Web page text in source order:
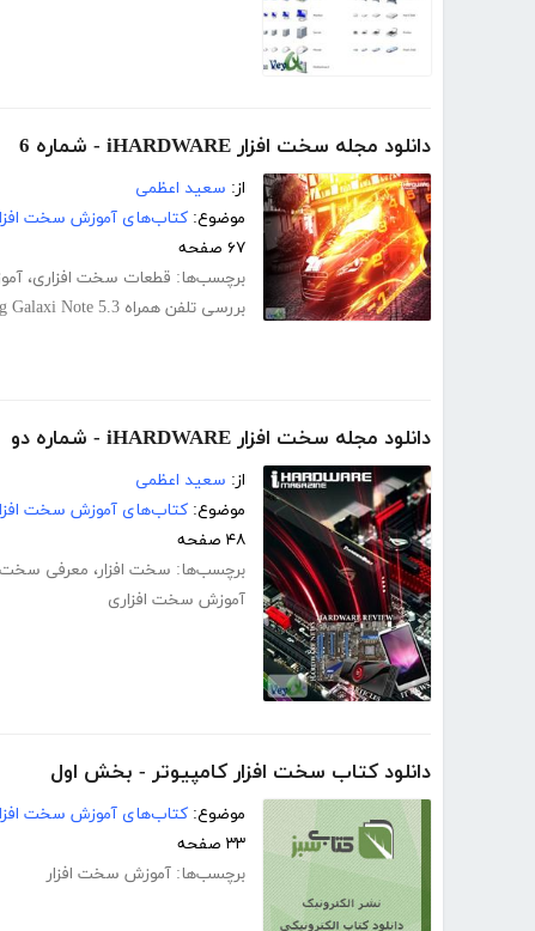
دانلود مجله سخت افزار iHARDWARE - شماره 6
از: سعید اعظمی
موضوع: کتاب‌های آموزش سخت
۶۷ صفحه
برچسب‌ها: قطعات سخت افزاری،
بررسی تلفن همراه Samsung Galaxi Note 5.3
دانلود مجله سخت افزار iHARDWARE - شماره دو
از: سعید اعظمی
موضوع: کتاب‌های آموزش سخت
۴۸ صفحه
برچسب‌ها: سخت افزار، معرفی سخت
آموزش سخت افزاری
دانلود کتاب سخت افزار کامپیوتر - بخش اول
موضوع: کتاب‌های آموزش سخت
۳۳ صفحه
برچسب‌ها: آموزش سخت افزار